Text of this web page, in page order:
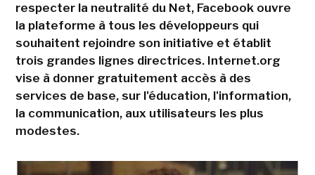
respecter la neutralité du Net, Facebook ouvre
la plateforme à tous les développeurs qui
souhaitent rejoindre son initiative et établit
trois grandes lignes directrices. Internet.org
vise à donner gratuitement accès à des
services de base, sur l'éducation, l'information,
la communication, aux utilisateurs les plus
modestes.